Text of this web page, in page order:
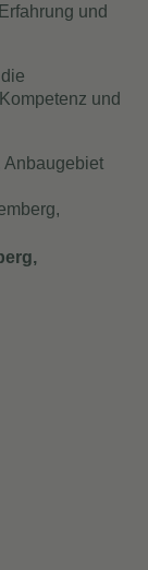
und
und
Anbaugebiet